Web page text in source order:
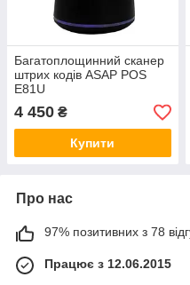
Багатоплощинний сканер
штрих кодів ASAP POS
E81U
4 450 ₴
Купити
Про нас
97% позитивних з 78
Працює з 12.06.2015